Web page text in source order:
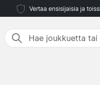
Vertaa ensisijaisia ja